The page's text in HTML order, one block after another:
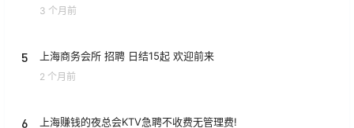
3 个月前
5 上海商务会所 招聘 日结15起 欢迎前来
2 个月前
6 上海赚钱的夜总会KTV急聘不收费无管理费!